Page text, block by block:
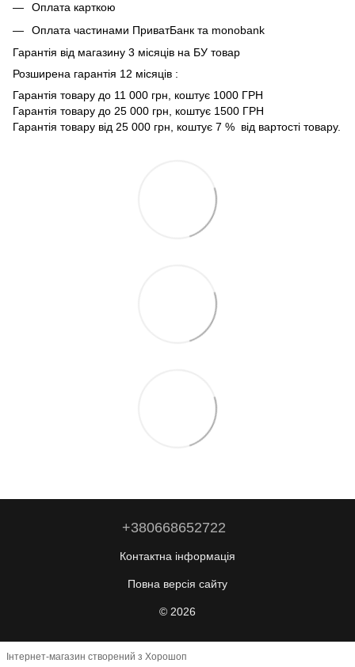
Оплата карткою
Оплата частинами ПриватБанк та monobank
Гарантія від магазину 3 місяців на БУ товар
Розширена гарантія 12 місяців :
Гарантія товару до 11 000 грн, коштує 1000 ГРН
Гарантія товару до 25 000 грн, коштує 1500 ГРН
Гарантія товару від 25 000 грн, коштує 7 % від вартості товару.
+380668652722
Контактна інформація
Повна версія сайту
© 2026
Інтернет-магазин створений з Хорошоп